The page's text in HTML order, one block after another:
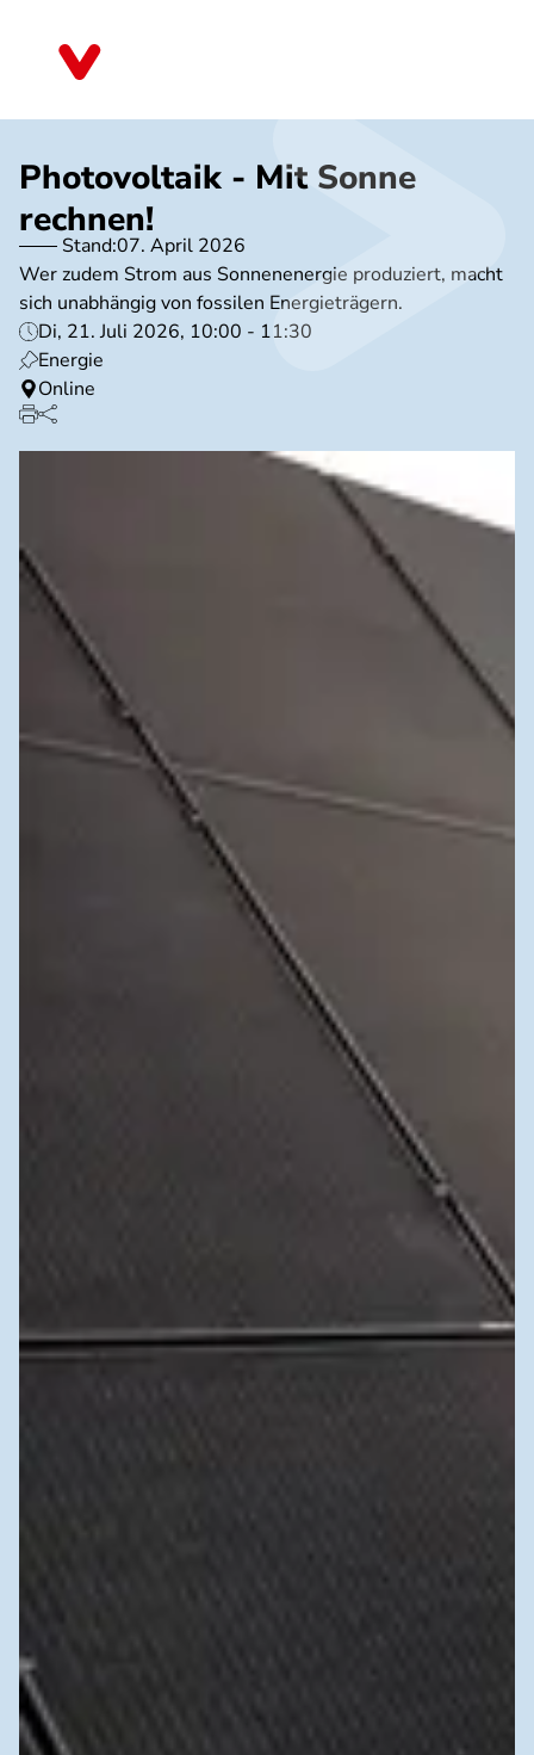
Photovoltaik - Mit Sonne
rechnen!
Stand:07. April 2026
Wer zudem Strom aus Sonnenenergie produziert, macht
sich unabhängig von fossilen Energieträgern.
Di, 21. Juli 2026, 10:00 - 11:30
Energie
Online